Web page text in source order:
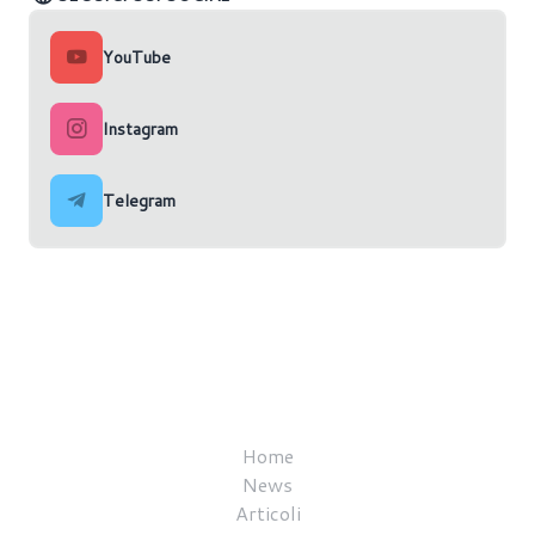
YouTube
Instagram
Telegram
Home
News
Articoli